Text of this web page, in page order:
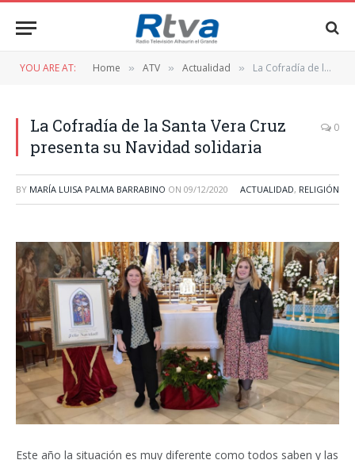
YOU ARE AT: Home » ATV » Actualidad » La Cofradía de la Santa Vera Cruz presenta su Navidad solidaria
La Cofradía de la Santa Vera Cruz
presenta su Navidad solidaria
0
BY MARÍA LUISA PALMA BARRABINO ON 09/12/2020 ACTUALIDAD, RELIGIÓN
Este año la situación es muy diferente como todos saben y las